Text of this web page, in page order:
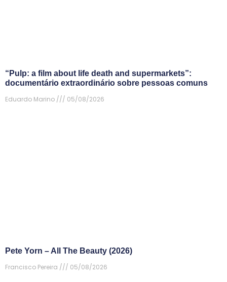
“Pulp: a film about life death and supermarkets”:
documentário extraordinário sobre pessoas comuns
Eduardo Marino
05/08/2026
Pete Yorn – All The Beauty (2026)
Francisco Pereira
05/08/2026